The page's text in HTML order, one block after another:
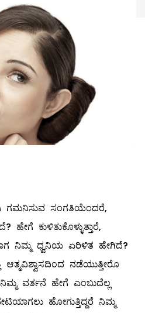
ಗಮನಿಸುವ ಸಂಗತಿಯೆಂದರೆ,
ಕುಳಿತುಕೊಳ್ಳುತ್ತಾರೆ,
ನಿಮ್ಮ ಧ್ವನಿಯ ಏರಿಳಿತ ಹೇಗಿದೆ?
ನಡೆಯುತ್ತೀರೊ
ವರ್ತನೆ ಹೇಗೆ ಎಂಬುದೆಲ್ಲ
ಹೋಗುತ್ತಿದ್ದರೆ ನಿಮ್ಮ